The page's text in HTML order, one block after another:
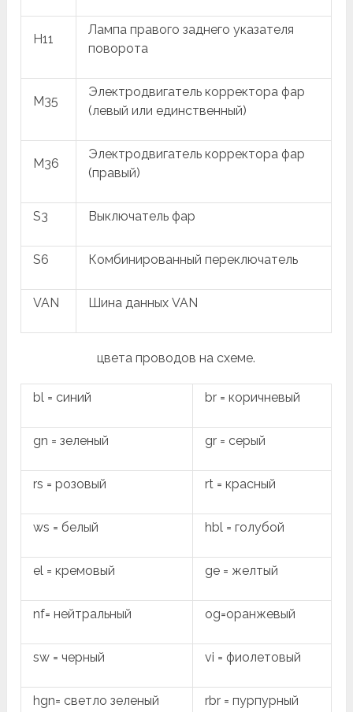
H11
Лампа правого заднего указателя
поворота
M35
Электродвигатель корректора фар
(левый или единственный)
M36
Электродвигатель корректора фар
(правый)
S3 Выключатель фар
S6 Комбинированный переключатель
VAN Шина данных VAN
цвета проводов на схеме.
bl = синий br = коричневый
gn = зеленый gr = серый
rs = розовый rt = красный
ws = белый hbl = голубой
el = кремовый ge = желтый
nf= нейтральный og=оранжевый
sw = черный vi = фиолетовый
hgn= светло зеленый rbr = пурпурный